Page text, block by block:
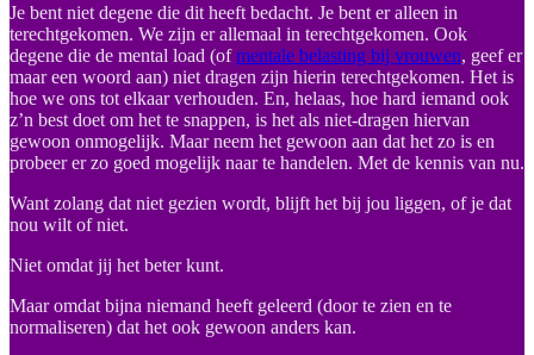
Je bent niet degene die dit heeft bedacht. Je bent er alleen in
terechtgekomen. We zijn er allemaal in terechtgekomen. Ook
degene die de mental load (ofmentale belasting bij vrouwen, geef er
maar een woord aan) niet dragen zijn hierin terechtgekomen. Het is
hoe we ons tot elkaar verhouden. En, helaas, hoe hard iemand ook
z’n best doet om het te snappen, is het als niet-dragen hiervan
gewoon onmogelijk. Maar neem het gewoon aan dat het zo is en
probeer er zo goed mogelijk naar te handelen. Met de kennis van nu.
Want zolang dat niet gezien wordt, blijft het bij jou liggen, of je dat
nou wilt of niet.
Niet omdat jij het beter kunt.
Maar omdat bijna niemand heeft geleerd (door te zien en te
normaliseren) dat het ook gewoon anders kan.